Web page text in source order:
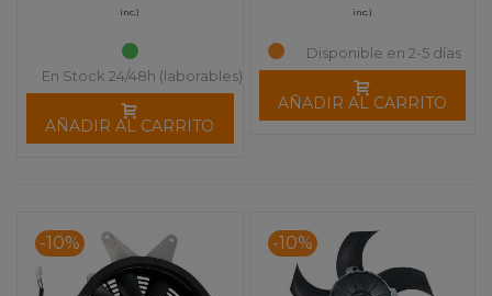
inc.)
En Stock 24/48h (laborables)
AÑADIR AL CARRITO
inc.)
Disponible en 2-5 días
AÑADIR AL CARRITO
-10% -10%